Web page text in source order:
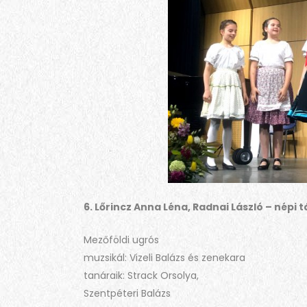
6. Lőrincz Anna Léna, Radnai László – népi
Mezőföldi ugrós
muzsikál: Vizeli Balázs és zenekara
tanáraik: Strack Orsolya,
Szentpéteri Balázs